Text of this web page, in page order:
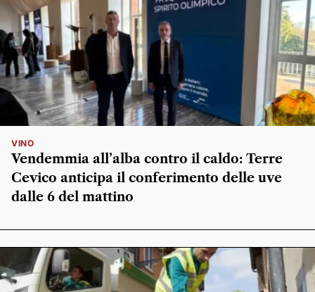
VINO
Vendemmia all’alba contro il caldo: Terre
Cevico anticipa il conferimento delle uve
dalle 6 del mattino